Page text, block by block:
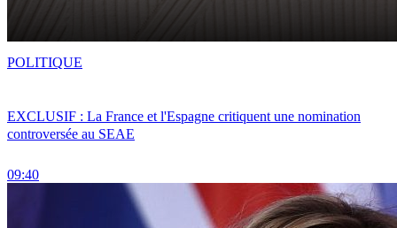
EXCLUSIF : La France et l'Espagne critiquent une nomination
controversée au SEAE
09:40
POLITIQUE